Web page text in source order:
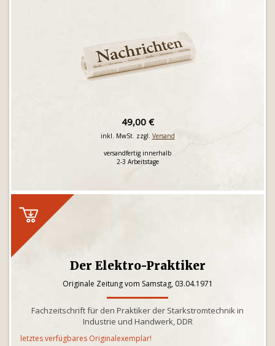
49,00 €
inkl. MwSt. zzgl. Versand
versandfertig innerhalb
2-3 Arbeitstage
Der Elektro-Praktiker
Originale Zeitung vom Samstag, 03.04.1971
Fachzeitschrift für den Praktiker der Starkstromtechnik in
Industrie und Handwerk, DDR
letztes verfügbares Originalexemplar!